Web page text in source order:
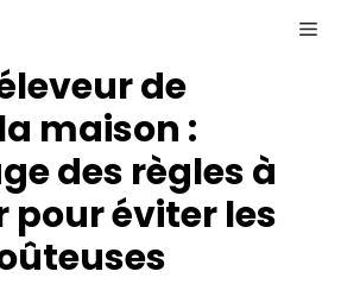
de
maison :
des règles à
pour éviter les